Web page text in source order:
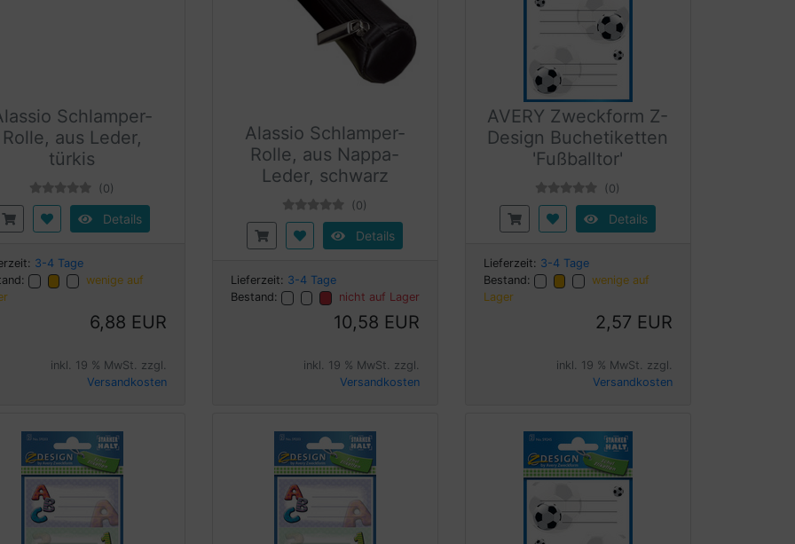
Schlamper-
Rolle, aus Leder,
türkis
(0)
Details
3-4 Tage
wenige auf
6,88 EUR
inkl. 19 % MwSt. zzgl.
Versandkosten
Alassio Schlamper-
Rolle, aus Nappa-
Leder, schwarz
(0)
Details
Lieferzeit: 3-4 Tage
Bestand:
nicht auf Lager
10,58 EUR
inkl. 19 % MwSt. zzgl.
Versandkosten
AVERY Zweckform Z-
Design Buchetiketten
'Fußballtor'
(0)
Details
Lieferzeit: 3-4 Tage
Bestand:
wenige auf
Lager
2,57 EUR
inkl. 19 % MwSt. zzgl.
Versandkosten